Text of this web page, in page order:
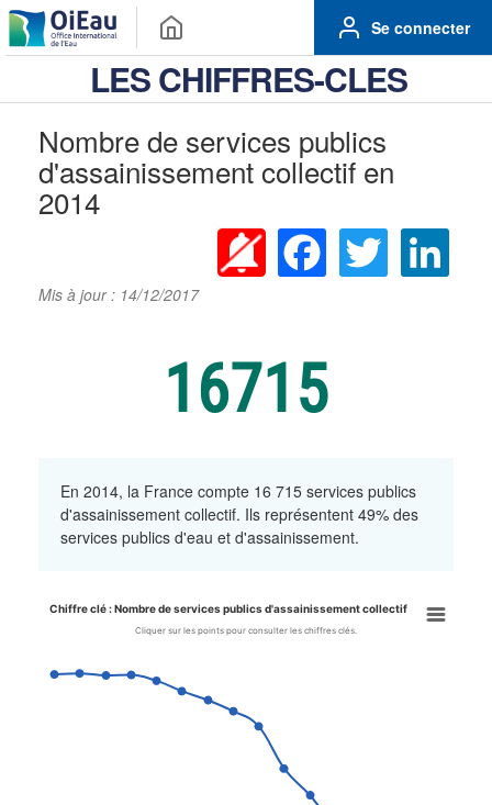
Se connecter
LES CHIFFRES-CLES
Nombre de services publics
d'assainissement collectif en
2014
Facebook Twitter
Mis à jour : 14/12/2017
16715
En 2014, la France compte 16 715 services publics
d'assainissement collectif. Ils représentent 49% des
services publics d'eau et d'assainissement.
Chiffre clé : Nombre de
Line chart with 16 data points.
Cliquer sur les points pour consulter les chiffres clés.
View as data table, Chiffre clé : Nombre de services publics
The chart has 1 X axis displaying categories.
The chart has 1 Y axis displaying values. Data ranges from
Chiffre clé : Nombre de services publics d'assainissement collectif
Cliquer sur les points pour consulter les chiffres clés.